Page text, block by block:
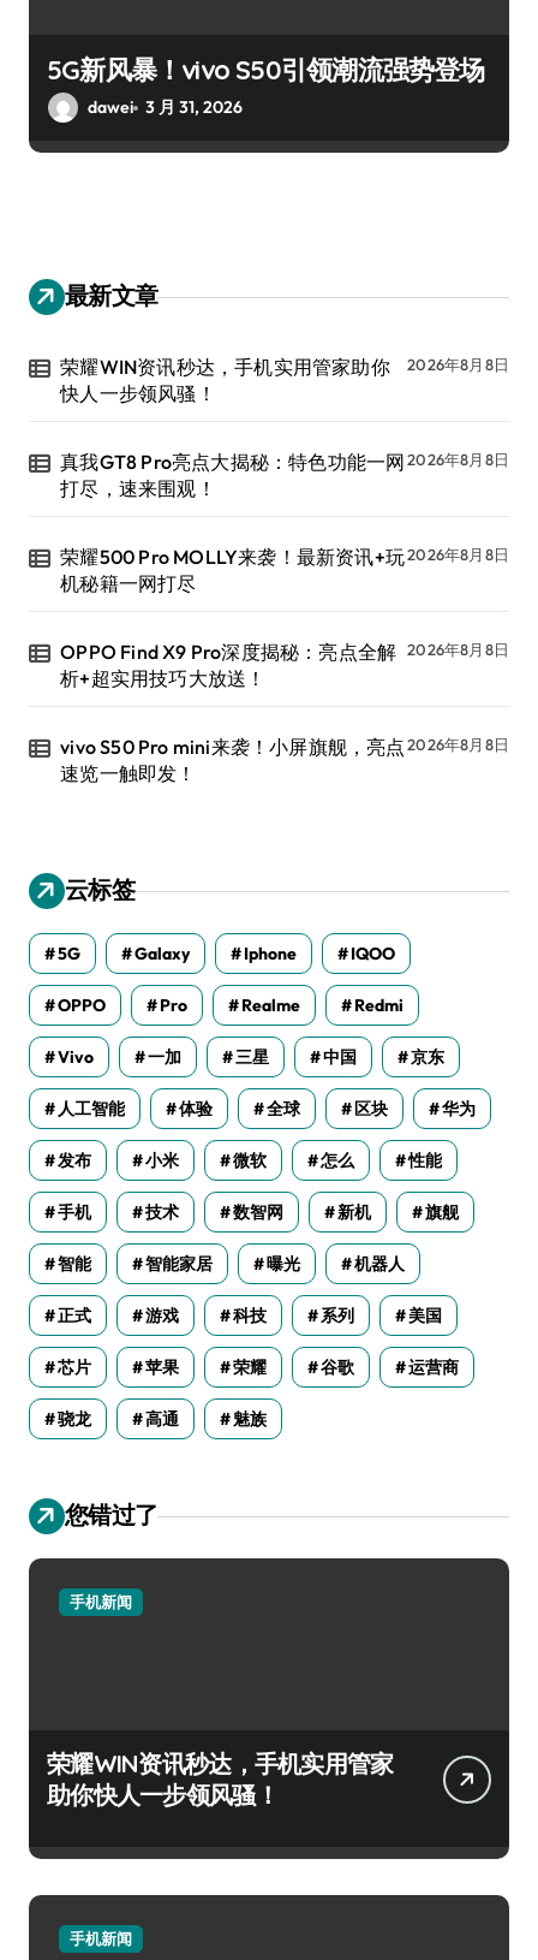
5G新风暴！vivo S50引领潮流强势登场
dawei 3 月 31, 2026
最新文章
荣耀WIN资讯秒达，手机实用管家助你
快人一步领风骚！
2026年8月8日
真我GT8 Pro亮点大揭秘：特色功能一网
打尽，速来围观！
2026年8月8日
荣耀500 Pro MOLLY来袭！最新资讯+玩
机秘籍一网打尽
2026年8月8日
OPPO Find X9 Pro深度揭秘：亮点全解
析+超实用技巧大放送！
2026年8月8日
vivo S50 Pro mini来袭！小屏旗舰，亮点
速览一触即发！
2026年8月8日
云标签
5G Galaxy Iphone IQOO
OPPO Pro Realme Redmi
Vivo 一加 三星 中国 京东
人工智能 体验 全球 区块 华为
发布 小米 微软 怎么 性能
手机 技术 数智网 新机 旗舰
智能 智能家居 曝光 机器人
正式 游戏 科技 系列 美国
芯片 苹果 荣耀 谷歌 运营商
骁龙 高通 魅族
您错过了
手机新闻
荣耀WIN资讯秒达，手机实用管家
助你快人一步领风骚！
手机新闻